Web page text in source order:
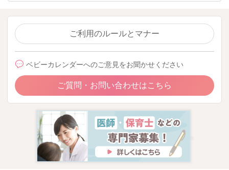
ご利用のルールとマナー
ベビーカレンダーへのご意見をお聞かせください
ご質問・お問い合わせはこちら